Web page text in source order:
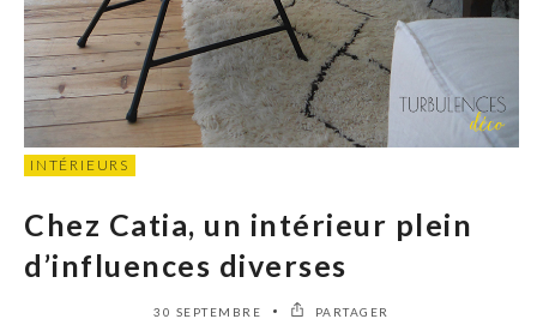
INTÉRIEURS
Chez Catia, un intérieur plein
d’influences diverses
30 SEPTEMBRE PARTAGER